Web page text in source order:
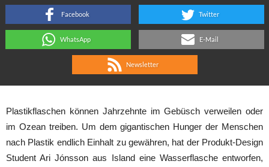
Facebook Twitter
WhatsApp E-Mail
Newsletter
Plastikflaschen können Jahrzehnte im Gebüsch verweilen oder
im Ozean treiben. Um dem gigantischen Hunger der Menschen
nach Plastik endlich Einhalt zu gewähren, hat der Produkt-Design
Student Ari Jónsson aus Island eine Wasserflasche entworfen,